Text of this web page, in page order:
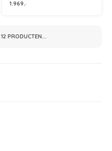
1.969 ,-
12 PRODUCTEN...